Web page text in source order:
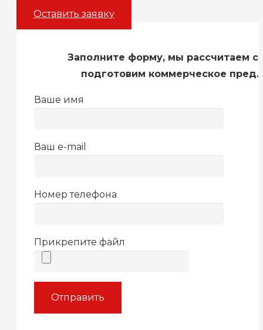
Оставить заявку
Заполните форму, мы рассчитаем
подготовим коммерческое
Ваше имя
Ваш e-mail
Номер телефона
Прикрепите файл